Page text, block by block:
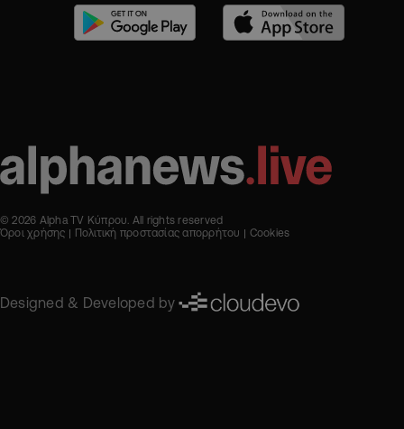
© 2026 Alpha TV Κύπρου. All rights reserved
Όροι χρήσης
Πολιτική προστασίας απορρήτου Cookies
Designed & Developed by